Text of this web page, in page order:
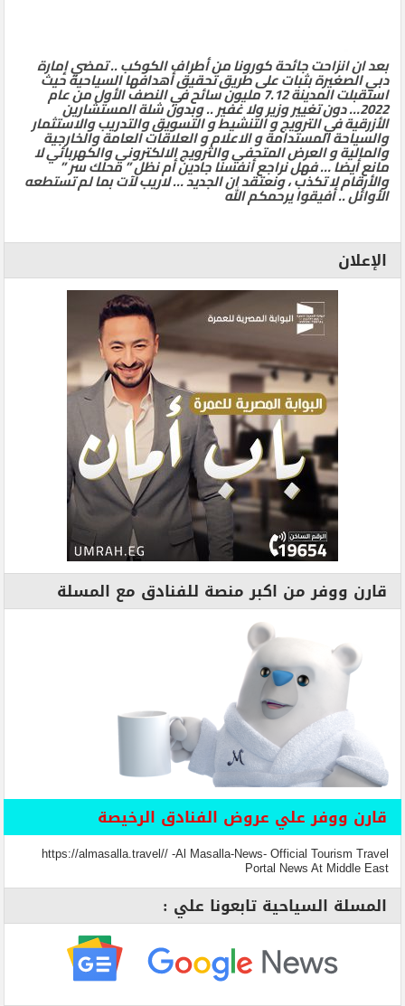
بعد ان انزاحت جائحة كورونا من أطراف الكوكب .. تمضي إمارة
دبي الصغيرة بثبات على طريق تحقيق أهدافها السياحية حيث
استقبلت المدينة 7.12 مليون سائح في النصف الأول من عام
2022… دون تغيير وزير ولا غفير .. وبدون شلة المستشارين
الأزرقية في الترويج و التنشيط و التسويق والتدريب والاستثمار
والسياحة المستدامة و الاعلام و العلاقات العامة والخارجية
والمالية و العرض المتحفي والترويج الالكتروني والكهربائي لا
مانع أيضا … فهل نراجع أنفسنا جادين أم نظل ” محلك سر ”
والأرقام لا تكذب ، ونعتقد ان الجديد … لاريب لآت بما لم تستطعه
الأوائل .. أفيقوا يرحمكم الله
الإعلان
قارن ووفر من اكبر منصة للفنادق مع المسلة
قارن ووفر علي عروض الفنادق الرخيصة
https://almasalla.travel// -Al Masalla-News- Official Tourism Travel
Portal News At Middle East
المسلة السياحية تابعونا علي :